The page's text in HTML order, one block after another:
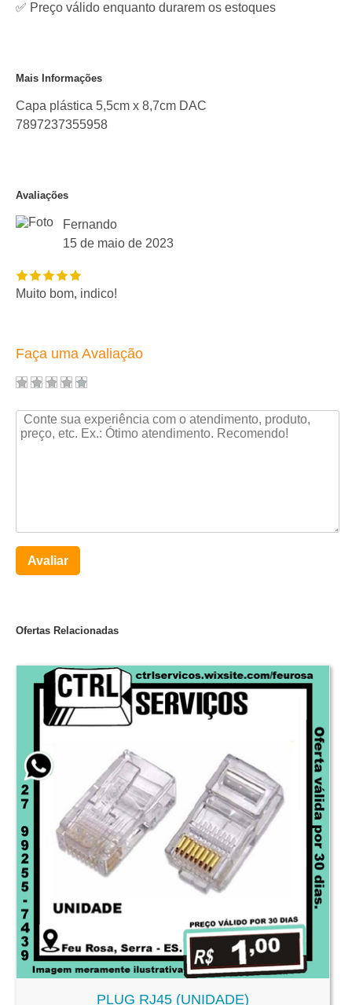
✅ Preço válido enquanto durarem os estoques
Mais Informações
Capa plástica 5,5cm x 8,7cm DAC
7897237355958
Avaliações
Fernando
15 de maio de 2023
Muito bom, indico!
Faça uma Avaliação
Avaliar
Ofertas Relacionadas
PLUG RJ45 (UNIDADE)